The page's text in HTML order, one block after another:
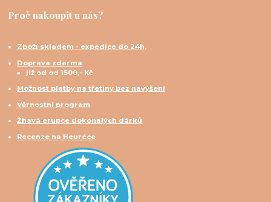
Proč nakoupit u nás?
Zboží skladem - expedice do 24h.
Doprava zdarma
již od od 1500,- Kč
Možnost platby na třetiny bez navýšení
Věrnostní program
Žhavá erupce dokonalých dárků
Recenze na Heuréce